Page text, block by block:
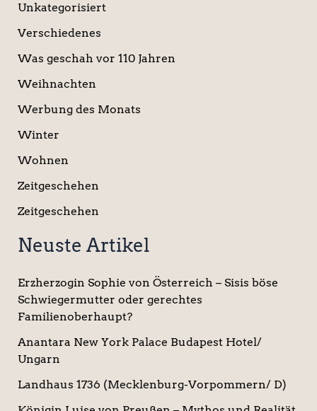
Unkategorisiert
Verschiedenes
Was geschah vor 110 Jahren
Weihnachten
Werbung des Monats
Winter
Wohnen
Zeitgeschehen
Zeitgeschehen
Neuste Artikel
Erzherzogin Sophie von Österreich – Sisis böse
Schwiegermutter oder gerechtes
Familienoberhaupt?
Anantara New York Palace Budapest Hotel/
Ungarn
Landhaus 1736 (Mecklenburg-Vorpommern/ D)